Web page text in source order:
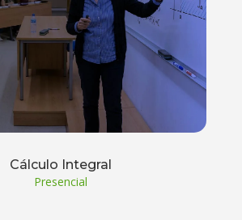
Cálculo Integral
Presencial